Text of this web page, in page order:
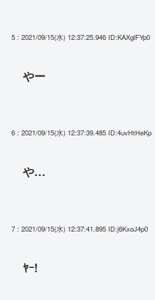
5 : 2021/09/15(水) 12:37:25.946 ID:KAXglFYp0
やー
6 : 2021/09/15(水) 12:37:39.485 ID:4uvHtHeKp
や…
7 : 2021/09/15(水) 12:37:41.895 ID:j6KxoJ4p0
ﾔｰ!